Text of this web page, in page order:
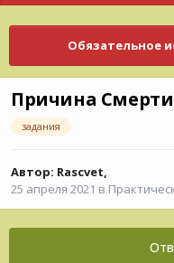
Обязательное
Причина Смерти
задания
Автор: Rascvet,
25 апреля 2021 в